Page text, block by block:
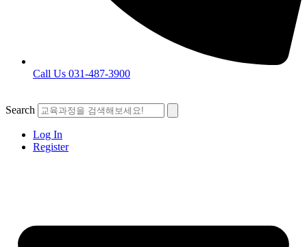
Call Us 031-487-3900
Search
Log In
Register